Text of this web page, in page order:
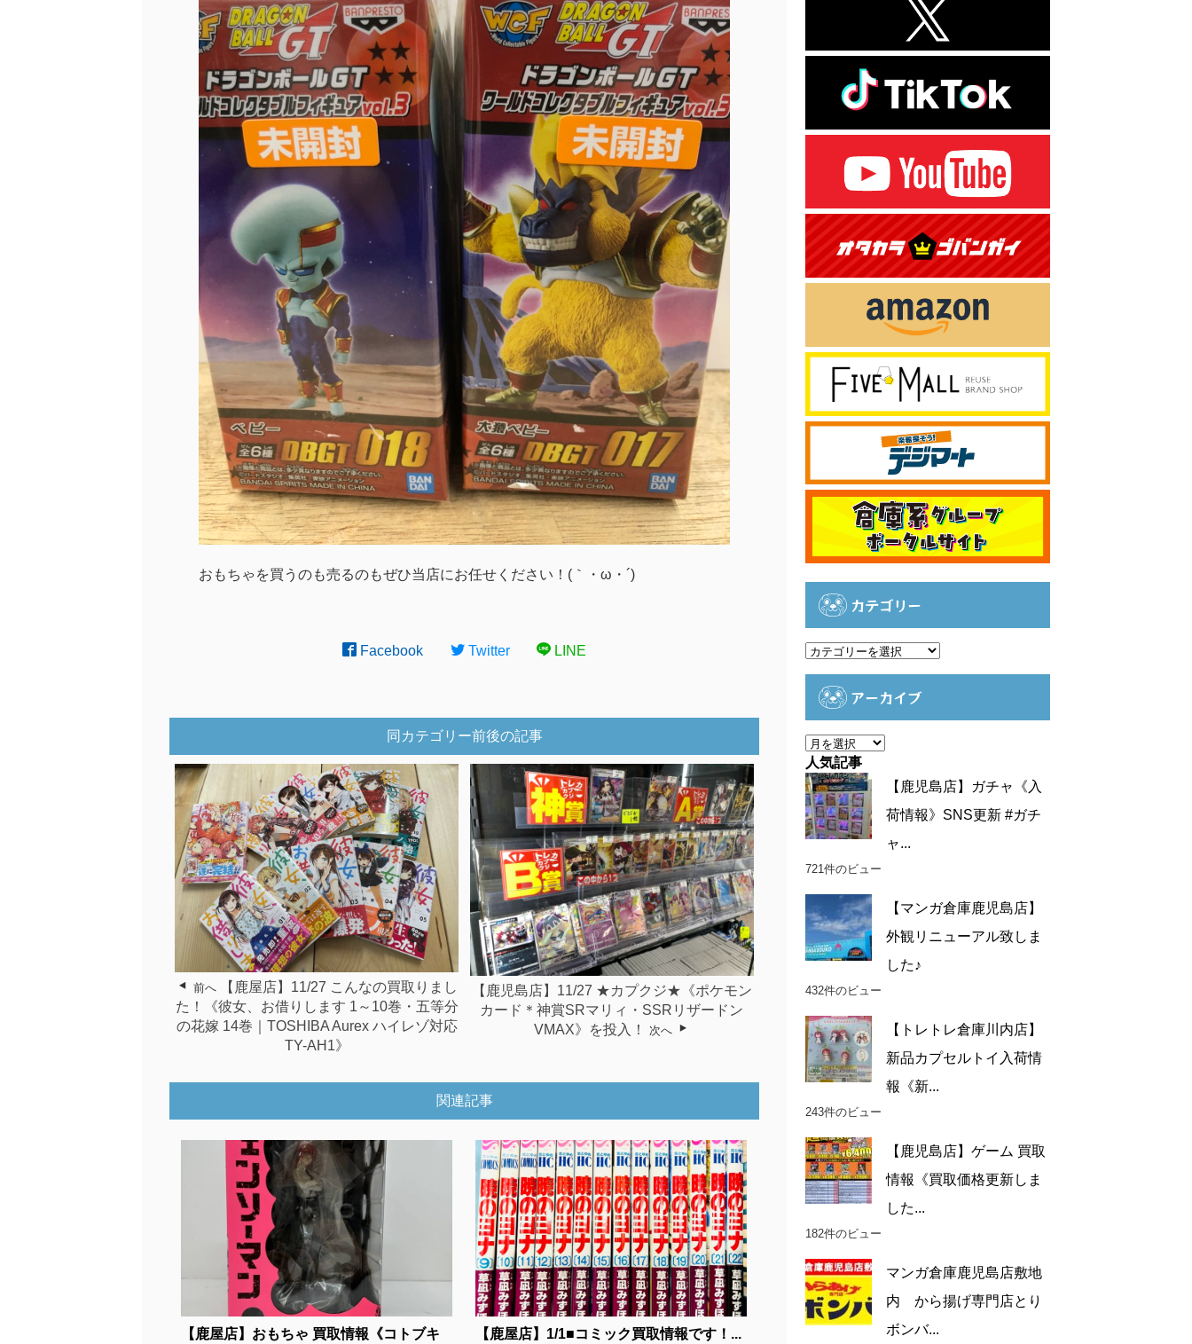
おもちゃを買うのも売るのもぜひ当店にお任せください！(｀・ω・´)ゞ
Facebook Twitter LINE
同カテゴリー前後の記事
前へ
【鹿屋店】11/27 こんなの買取りまし
た！《彼女、お借りします 1～10巻・五等分
の花嫁 14巻｜TOSHIBA Aurex ハイレゾ対応
TY-AH1》
【鹿児島店】11/27 ★カプクジ★《ポケモン
カード＊神賞SRマリィ・SSRリザードン
VMAX》を投入！
次へ
関連記事
【鹿屋店】おもちゃ 買取情報《コトブキ
【鹿屋店】1/1■コミック買取情報です！...
カテゴリー
カ
アーカイブ
ア
ー
カ
イ
ブ
人気記事
【鹿児島店】ガチャ《入
荷情報》SNS更新 #ガチ
ャ...
721件のビュー
【マンガ倉庫鹿児島店】
外観リニューアル致しま
した♪
432件のビュー
【トレトレ倉庫川内店】
新品カプセルトイ入荷情
報《新...
243件のビュー
【鹿児島店】ゲーム 買取
情報《買取価格更新しま
した...
182件のビュー
マンガ倉庫鹿児島店敷地
内 から揚げ専門店とり
ボンバ...